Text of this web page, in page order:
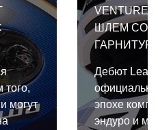
того,
могут
VENTURE
ШЛЕМ СО
Дебют Leatt
эпохе
эндуро и